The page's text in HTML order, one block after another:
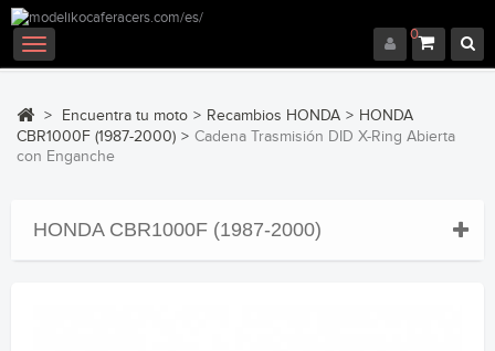
0
Navegación
Toggle
> Encuentra tu moto > Recambios HONDA > HONDA
CBR1000F (1987-2000) > Cadena Trasmisión DID X-Ring Abierta
con Enganche
HONDA CBR1000F (1987-2000)